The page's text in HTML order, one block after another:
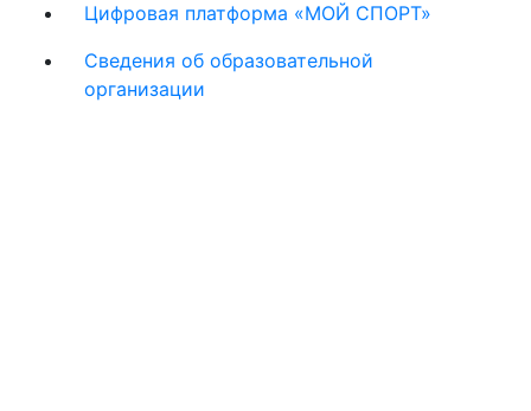
Цифровая платформа «МОЙ СПОРТ»
Сведения об образовательной
организации